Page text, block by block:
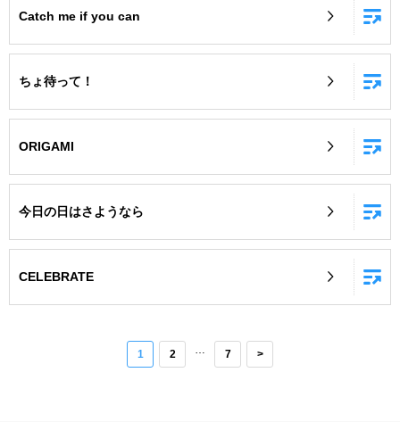
Catch me if you can
ちょ待って！
ORIGAMI
今日の日はさようなら
CELEBRATE
1 2 7 >